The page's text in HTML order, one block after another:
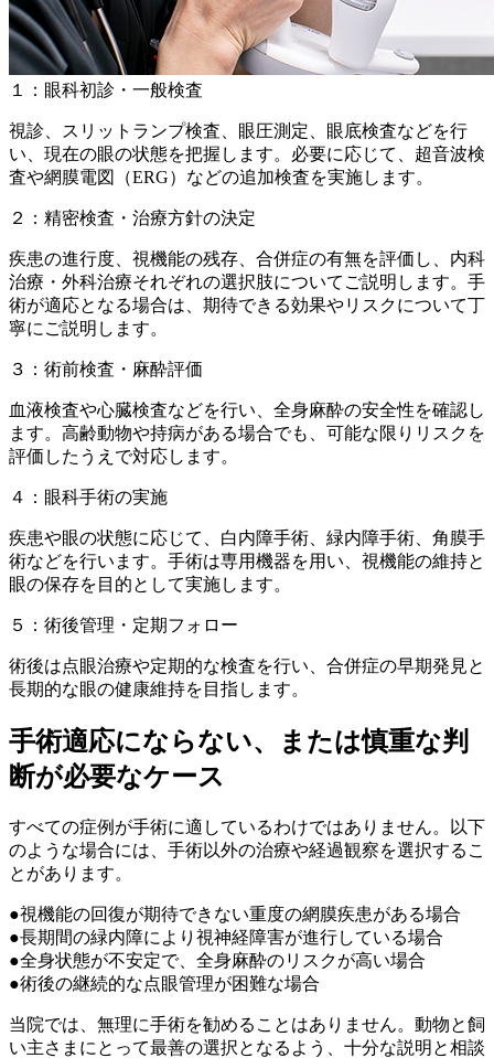
１：眼科初診・一般検査
視診、スリットランプ検査、眼圧測定、眼底検査などを行
い、現在の眼の状態を把握します。必要に応じて、超音波検
査や網膜電図（ERG）などの追加検査を実施します。
２：精密検査・治療方針の決定
疾患の進行度、視機能の残存、合併症の有無を評価し、内科
治療・外科治療それぞれの選択肢についてご説明します。手
術が適応となる場合は、期待できる効果やリスクについて丁
寧にご説明します。
３：術前検査・麻酔評価
血液検査や心臓検査などを行い、全身麻酔の安全性を確認し
ます。高齢動物や持病がある場合でも、可能な限りリスクを
評価したうえで対応します。
４：眼科手術の実施
疾患や眼の状態に応じて、白内障手術、緑内障手術、角膜手
術などを行います。手術は専用機器を用い、視機能の維持と
眼の保存を目的として実施します。
５：術後管理・定期フォロー
術後は点眼治療や定期的な検査を行い、合併症の早期発見と
長期的な眼の健康維持を目指します。
手術適応にならない、
または慎重な判
断が必要なケース
すべての症例が手術に適しているわけではありません。以下
のような場合には、手術以外の治療や経過観察を選択するこ
とがあります。
●視機能の回復が期待できない重度の網膜疾患がある場合
●長期間の緑内障により視神経障害が進行している場合
●全身状態が不安定で、全身麻酔のリスクが高い場合
●術後の継続的な点眼管理が困難な場合
当院では、無理に手術を勧めることはありません。動物と飼
い主さまにとって最善の選択となるよう、十分な説明と相談